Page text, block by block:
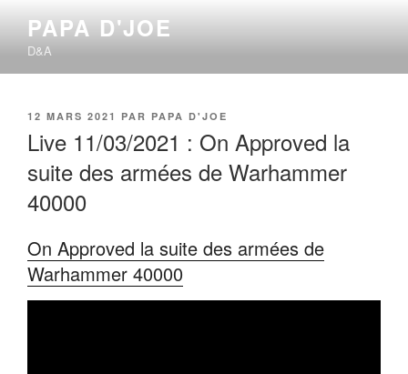
contenu
principal
PAPA D'JOE
D&A
PUBLIÉ
12 MARS 2021 PAR PAPA D'JOE
Live 11/03/2021 : On Approved la
suite des armées de Warhammer
40000
On Approved la suite des armées de
Warhammer 40000